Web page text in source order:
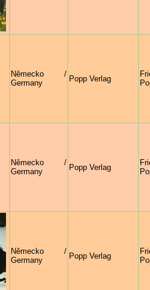
Německo /
Germany
Popp Verlag
Německo /
Germany
Popp Verlag
Německo /
Germany
Popp Verlag